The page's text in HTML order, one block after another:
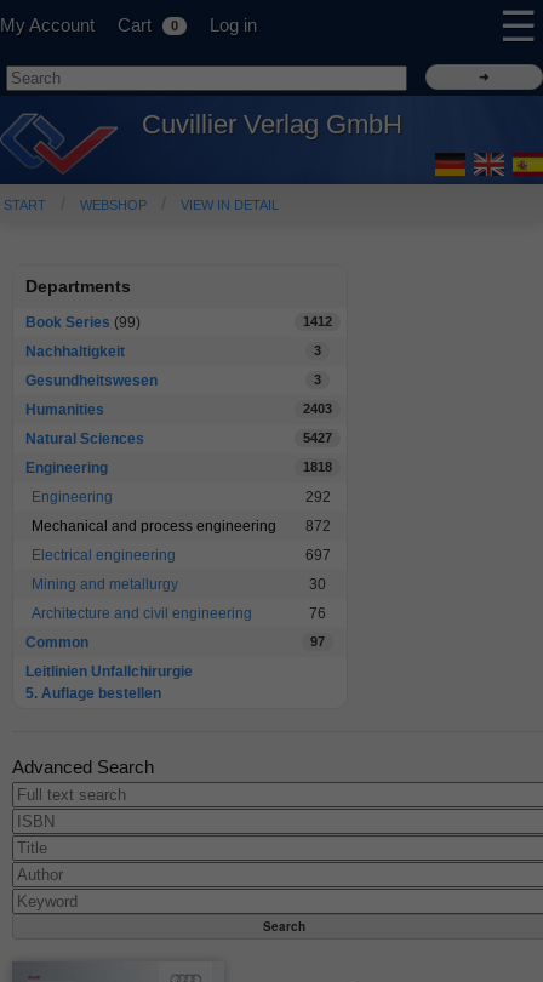
My Account Cart 0 Log in ☰
Cuvillier Verlag GmbH
START WEBSHOP VIEW IN DETAIL
Departments
Book Series (99) 1412
Nachhaltigkeit 3
Gesundheitswesen 3
Humanities 2403
Natural Sciences 5427
Engineering 1818
Engineering
292
Mechanical and process engineering
872
Electrical engineering
697
Mining and metallurgy
30
Architecture and civil engineering
76
Common
97
Leitlinien Unfallchirurgie
5. Auflage bestellen
Advanced Search